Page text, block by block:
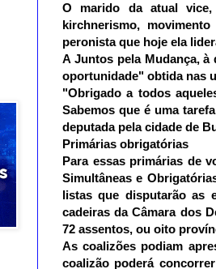
O marido da atual
kirchnerismo,
peronista que hoje ela
A Juntos pela Mudança,
oportunidade" obtida nas
"Obrigado a todos
Sabemos que é uma
deputada pela cidade de
Primárias obrigatórias
Para essas primárias de
Simultâneas e
listas que disputarão as
cadeiras da Câmara dos
72 assentos, ou oito
As coalizões podiam
coalizão poderá